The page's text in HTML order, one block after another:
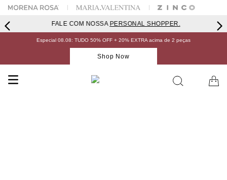
FALE COM NOSSAPERSONAL SHOPPER.
Especial 08.08: TUDO 50% OFF + 20% EXTRA acima de 2 peças
Shop Now